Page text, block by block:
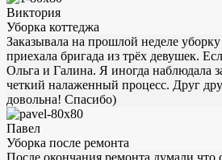
Виктория
Уборка коттеджа
Заказывала на прошлой неделе
приехала бригада из трёх девушек.
Ольга и Галина. Я иногда наблюдала
четкий налаженный процесс. Друг
довольна! Спасибо)
Павел
Уборка после ремонта
После окончания ремонта думали что